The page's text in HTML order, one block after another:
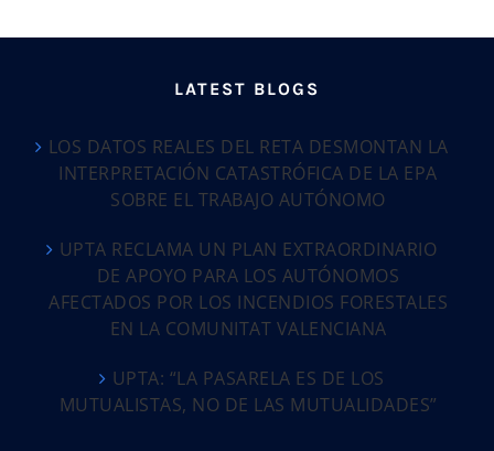
LATEST BLOGS
LOS DATOS REALES DEL RETA DESMONTAN LA
INTERPRETACIÓN CATASTRÓFICA DE LA EPA
SOBRE EL TRABAJO AUTÓNOMO
UPTA RECLAMA UN PLAN EXTRAORDINARIO
DE APOYO PARA LOS AUTÓNOMOS
AFECTADOS POR LOS INCENDIOS FORESTALES
EN LA COMUNITAT VALENCIANA
UPTA: “LA PASARELA ES DE LOS
MUTUALISTAS, NO DE LAS MUTUALIDADES”